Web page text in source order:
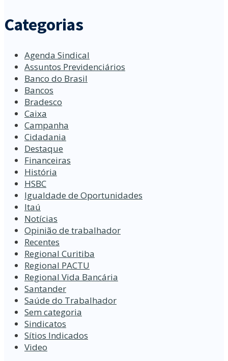
Categorias
Agenda Sindical
Assuntos Previdenciários
Banco do Brasil
Bancos
Bradesco
Caixa
Campanha
Cidadania
Destaque
Financeiras
História
HSBC
Igualdade de Oportunidades
Itaú
Notícias
Opinião de trabalhador
Recentes
Regional Curitiba
Regional PACTU
Regional Vida Bancária
Santander
Saúde do Trabalhador
Sem categoria
Sindicatos
Sítios Indicados
Video